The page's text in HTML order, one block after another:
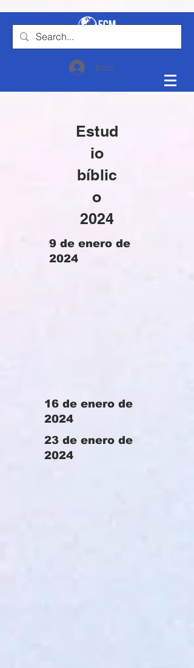
Iniciar sesión
Estud
io
bíblic
o
2024
9 de enero de
2024
16 de enero de
2024
23 de enero de
2024